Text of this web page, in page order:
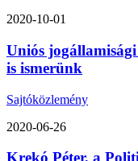
2020-10-01
Uniós
is ismerünk
Sajtóközlemény
2020-06-26
Krekó Péter, a